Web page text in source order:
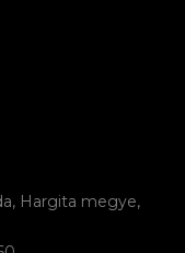
Hargita megye,